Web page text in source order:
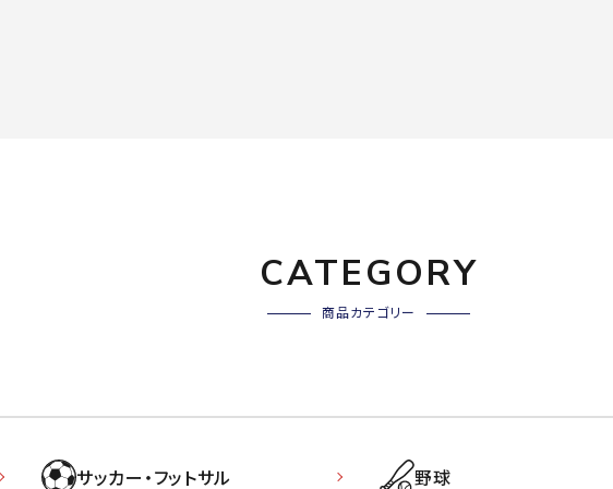
CATEGORY
商品カテゴリー
サッカー・フットサル 野球